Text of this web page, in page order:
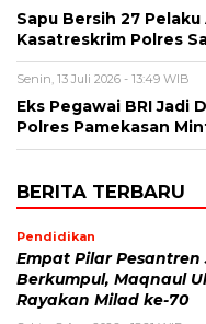
Sapu Bersih 27
Kasatreskrim Polres
Senin, 13 Juli 2026 - 13:49 WIB
Eks Pegawai BRI Jadi
Polres Pamekasan
BERITA TERBARU
Pendidikan
Empat Pilar Pesantren
Berkumpul, Maqnaul
Rayakan Milad ke-70